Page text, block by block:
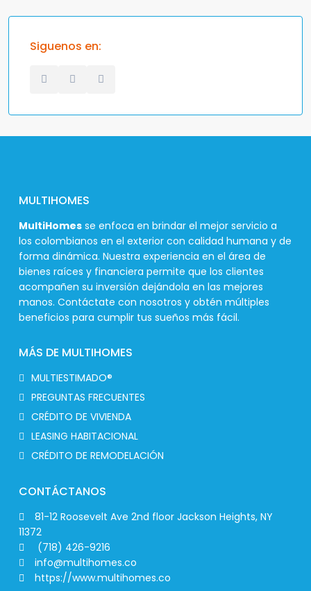
Siguenos en:
MULTIHOMES
MultiHomes se enfoca en brindar el mejor servicio a
los colombianos en el exterior con calidad humana y de
forma dinámica. Nuestra experiencia en el área de
bienes raíces y financiera permite que los clientes
acompañen su inversión dejándola en las mejores
manos. Contáctate con nosotros y obtén múltiples
beneficios para cumplir tus sueños más fácil.
MÁS DE MULTIHOMES
MULTIESTIMADO®
PREGUNTAS FRECUENTES
CRÉDITO DE VIVIENDA
LEASING HABITACIONAL
CRÉDITO DE REMODELACIÓN
CONTÁCTANOS
81-12 Roosevelt Ave 2nd floor Jackson Heights, NY
11372
(718) 426-9216
info@multihomes.co
https://www.multihomes.co